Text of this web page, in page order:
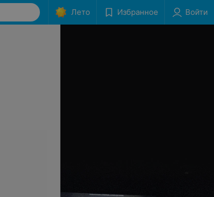
Лето Избранное Войти